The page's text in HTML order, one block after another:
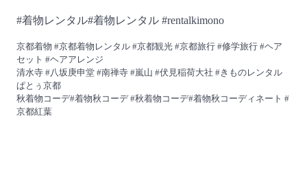
#着物レンタル#着物レンタル #rentalkimono
京都着物 #京都着物レンタル #京都観光 #京都旅行 #修学旅行 #ヘア
セット #ヘアアレンジ
清水寺 #八坂庚申堂 #南禅寺 #嵐山 #伏見稲荷大社 #きものレンタル
ぱとぅ京都
秋着物コーデ#着物秋コーデ #秋着物コーデ#着物秋コーディネート #
京都紅葉